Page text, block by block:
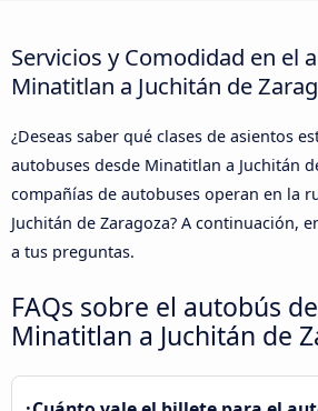
Servicios y Comodidad en el
Minatitlan a Juchitán de
¿Deseas saber qué clases de asientos
autobuses desde Minatitlan a Juchitán
compañías de autobuses operan en la
Juchitán de Zaragoza? A continuación,
a tus preguntas.
FAQs sobre el autobús
Minatitlan a Juchitán de